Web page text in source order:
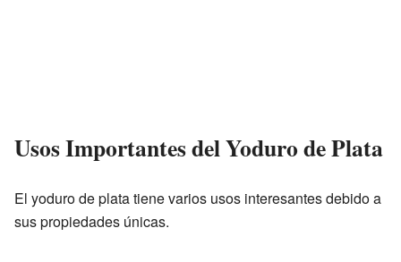
Usos Importantes del Yoduro de Plata
El yoduro de plata tiene varios usos interesantes debido a
sus propiedades únicas.